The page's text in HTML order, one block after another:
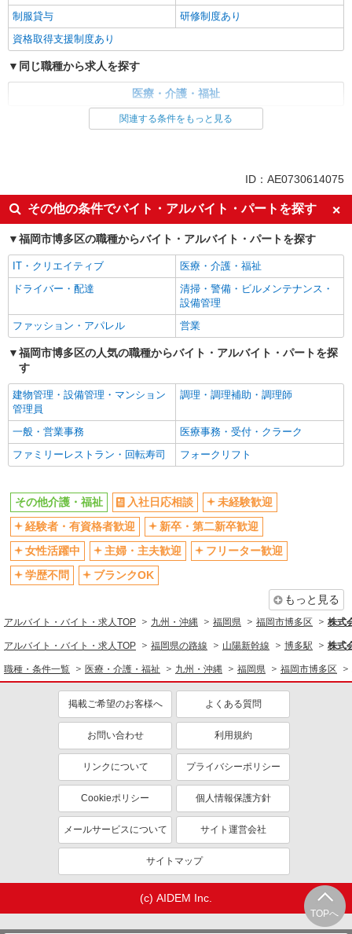
制服貸与
研修制度あり
資格取得支援制度あり
同じ職種から求人を探す
医療・介護・福祉
同じ特徴から求人を探す
交通費支給
社会保険あり
産休・育休取得実績あり
関連する条件をもっと見る
ID：AE0730614075
その他の条件でバイト・アルバイト・パートを探す
福岡市博多区の職種からバイト・アルバイト・パートを探す
IT・クリエイティブ
医療・介護・福祉
ドライバー・配達
清掃・警備・ビルメンテナンス・
設備管理
ファッション・アパレル
営業
福岡市博多区の人気の職種からバイト・アルバイト・パートを探
す
建物管理・設備管理・マンション
管理員
調理・調理補助・調理師
一般・営業事務
医療事務・受付・クラーク
ファミリーレストラン・回転寿司
フォークリフト
TOPへ
その他介護・福祉 入社日応相談
未経験歓迎
経験者・有資格者歓迎
新卒・第二新卒歓迎
女性活躍中
主婦・主夫歓迎
フリーター歓迎
学歴不問
ブランクOK
もっと見る
アルバイト・バイト・求人TOP 九州・沖縄 福岡県 福岡市博多区 株式
アルバイト・バイト・求人TOP 福岡県の路線 山陽新幹線 博多駅 株式
職種・条件一覧 医療・介護・福祉 九州・沖縄 福岡県 福岡市博多区
掲載ご希望のお客様へ よくある質問
お問い合わせ 利用規約
リンクについて プライバシーポリシー
Cookieポリシー 個人情報保護方針
メールサービスについて サイト運営会社
サイトマップ
(c) AIDEM Inc.